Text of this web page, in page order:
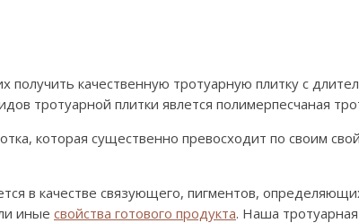
качественную тротуарную плитку с
тротуарной плитки явлется полимерпесчаная
которая существенно превосходит по своим
в качестве связующего, пигментов,
иные свойства готового продукта. Наша тротуарная